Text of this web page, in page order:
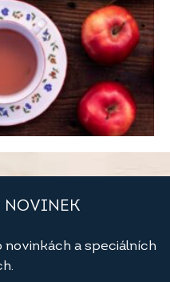
NOVINEK
a speciálních